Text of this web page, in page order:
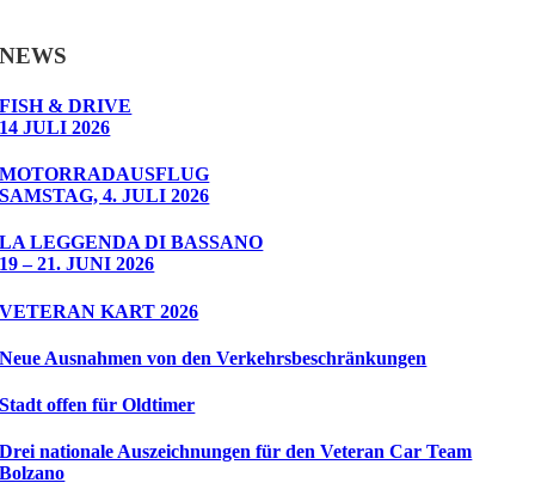
NEWS
FISH & DRIVE
14 JULI 2026
MOTORRADAUSFLUG
SAMSTAG, 4. JULI 2026
LA LEGGENDA DI BASSANO
19 – 21. JUNI 2026
VETERAN KART 2026
Neue Ausnahmen von den Verkehrsbeschränkungen
Stadt offen für Oldtimer
Drei nationale Auszeichnungen für den Veteran Car Team
Bolzano